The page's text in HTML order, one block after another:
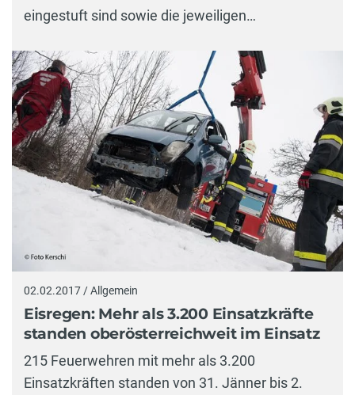
eingestuft sind sowie die jeweiligen…
02.02.2017 / Allgemein
Eisregen: Mehr als 3.200 Einsatzkräfte
standen oberösterreichweit im Einsatz
215 Feuerwehren mit mehr als 3.200
Einsatzkräften standen von 31. Jänner bis 2.